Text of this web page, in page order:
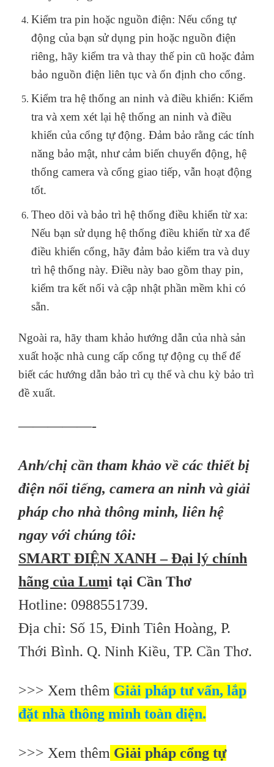
Kiểm tra pin hoặc nguồn điện: Nếu cổng tự
động của bạn sử dụng pin hoặc nguồn điện
riêng, hãy kiểm tra và thay thế pin cũ hoặc đảm
bảo nguồn điện liên tục và ổn định cho cổng.
Kiểm tra hệ thống an ninh và điều khiển: Kiểm
tra và xem xét lại hệ thống an ninh và điều
khiển của cổng tự động. Đảm bảo rằng các tính
năng bảo mật, như cảm biến chuyển động, hệ
thống camera và cổng giao tiếp, vẫn hoạt động
tốt.
Theo dõi và bảo trì hệ thống điều khiển từ xa:
Nếu bạn sử dụng hệ thống điều khiển từ xa để
điều khiển cổng, hãy đảm bảo kiểm tra và duy
trì hệ thống này. Điều này bao gồm thay pin,
kiểm tra kết nối và cập nhật phần mềm khi có
sẵn.
Ngoài ra, hãy tham khảo hướng dẫn của nhà sản
xuất hoặc nhà cung cấp cổng tự động cụ thể để
biết các hướng dẫn bảo trì cụ thể và chu kỳ bảo trì
đề xuất.
—————-
Anh/chị cần tham khảo về các thiết bị
điện nổi tiếng, camera an ninh và giải
pháp cho nhà thông minh, liên hệ
ngay với chúng tôi:
SMART ĐIỆN XANH – Đại lý chính
hãng của Lumi tại Cần Thơ
Hotline: 0988551739.
Địa chỉ: Số 15, Đinh Tiên Hoàng, P.
Thới Bình. Q. Ninh Kiều, TP. Cần Thơ.
>>> Xem thêm Giải pháp tư vấn, lắp
đặt nhà thông minh toàn diện.
>>> Xem thêm Giải pháp cổng tự